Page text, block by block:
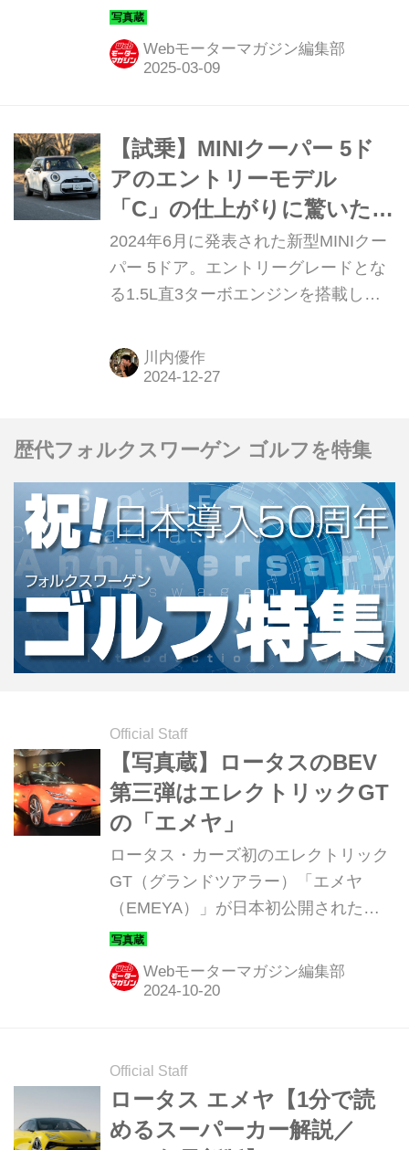
ムニー ノマド。実車を見られる機会が
少ないので、まずはそのプロフィール
を写真で紹介しよう。
Webモーターマガジン編集部
【試乗】MINIクーパー 5ド
アのエントリーモデル
「C」の仕上がりに驚いた。
唯一無二の個性的な乗り味
は「上質さ」を手に入れ
た。
2024年6月に発表された新型MINIクー
パー 5ドア。エントリーグレードとな
る1.5L直3ターボエンジンを搭載した
その仕上がりは「らしさ」と「進化」
をしっかり体感できるものでした。
川内優作
歴代フォルクスワーゲン ゴルフを特集
Official Staff
【写真蔵】ロータスのBEV
第三弾はエレクトリックGT
の「エメヤ」
ロータス・カーズ初のエレクトリック
GT（グランドツアラー）「エメヤ
（EMEYA）」が日本初公開された。
そのディテールを写真で紹介しよう。
Webモーターマガジン編集部
Official Staff
ロータス エメヤ【1分で読
めるスーパーカー解説／